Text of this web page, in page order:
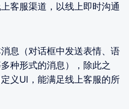
客服渠道，以线上即时沟通
息（对话框中发送表情、语
种形式的消息），除此之
义UI，能满足线上客服的所